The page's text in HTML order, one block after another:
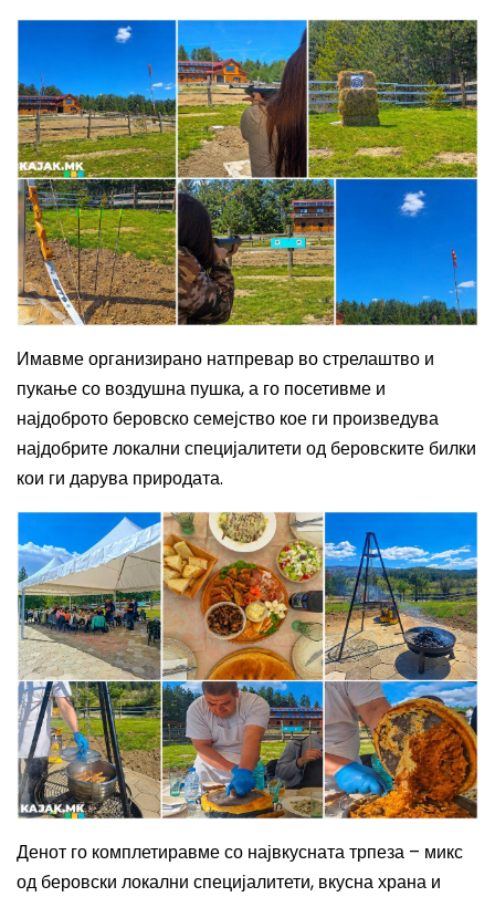
Имавме организирано натпревар во стрелаштво и
пукање со воздушна пушка, а го посетивме и
најдоброто беровско семејство кое ги произведува
најдобрите локални специјалитети од беровските билки
кои ги дарува природата.
Денот го комплетиравме со највкусната трпеза – микс
од беровски локални специјалитети, вкусна храна и